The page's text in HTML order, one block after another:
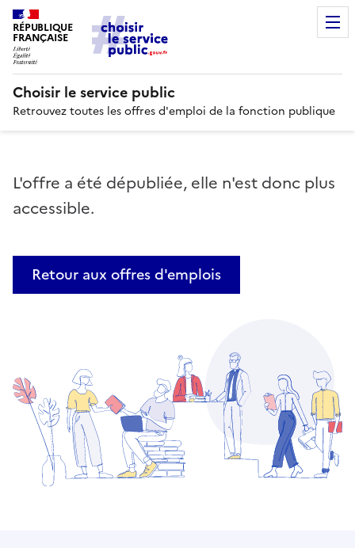
RÉPUBLIQUE
FRANÇAISE
Choisir le service public
Retrouvez toutes les offres d'emploi de la fonction publique
L'offre a été dépubliée, elle n'est donc plus
accessible.
Retour aux offres d'emplois